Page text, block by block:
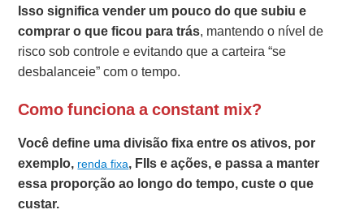
Isso significa vender um pouco do que subiu e
comprar o que ficou para trás, mantendo o nível de
risco sob controle e evitando que a carteira “se
desbalanceie” com o tempo.
Como funciona a constant mix?
Você define uma divisão fixa entre os ativos, por
exemplo, renda fixa, FIIs e ações, e passa a manter
essa proporção ao longo do tempo, custe o que
custar.